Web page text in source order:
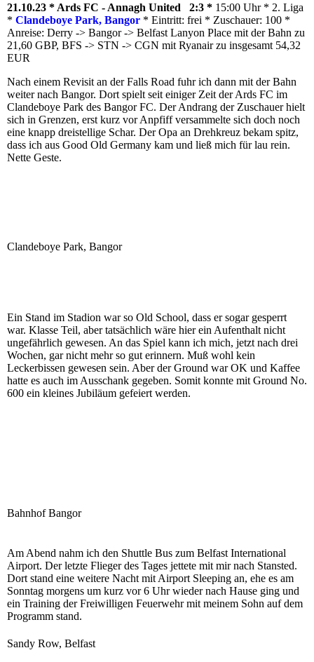
21.10.23 * Ards FC - Annagh United 2:3 * 15:00 Uhr * 2. Liga
* Clandeboye Park, Bangor * Eintritt: frei * Zuschauer: 100 *
Anreise: Derry -> Bangor -> Belfast Lanyon Place mit der Bahn zu
21,60 GBP, BFS -> STN -> CGN mit Ryanair zu insgesamt 54,32
EUR
Nach einem Revisit an der Falls Road fuhr ich dann mit der Bahn
weiter nach Bangor. Dort spielt seit einiger Zeit der Ards FC im
Clandeboye Park des Bangor FC. Der Andrang der Zuschauer hielt
sich in Grenzen, erst kurz vor Anpfiff versammelte sich doch noch
eine knapp dreistellige Schar. Der Opa an Drehkreuz bekam spitz,
dass ich aus Good Old Germany kam und ließ mich für lau rein.
Nette Geste.
Clandeboye Park, Bangor
Ein Stand im Stadion war so Old School, dass er sogar gesperrt
war. Klasse Teil, aber tatsächlich wäre hier ein Aufenthalt nicht
ungefährlich gewesen. An das Spiel kann ich mich, jetzt nach drei
Wochen, gar nicht mehr so gut erinnern. Muß wohl kein
Leckerbissen gewesen sein. Aber der Ground war OK und Kaffee
hatte es auch im Ausschank gegeben. Somit konnte mit Ground No.
600 ein kleines Jubiläum gefeiert werden.
Bahnhof Bangor
Am Abend nahm ich den Shuttle Bus zum Belfast International
Airport. Der letzte Flieger des Tages jettete mit mir nach Stansted.
Dort stand eine weitere Nacht mit Airport Sleeping an, ehe es am
Sonntag morgens um kurz vor 6 Uhr wieder nach Hause ging und
ein Training der Freiwilligen Feuerwehr mit meinem Sohn auf dem
Programm stand.
Sandy Row, Belfast